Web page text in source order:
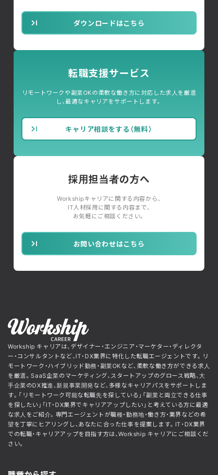
ダウンロードはこちら
転職支援サービス
リモートワークや副業OKの柔軟な働き方に対応した求人を厳選
し、最適なキャリアをサポートします。
キャリア相談をする（無料）
採用担当者の方へ
Workshipキャリアに関する内容から、
IT人材採用に関する内容まで、
お気軽にご相談ください。
お問い合わせはこちら
Workship キャリアは、デザイナー・エンジニア・マーケター・ディレクタ
ー・コンサルタントなど、IT・DX業界に特化した転職エージェントです。リ
モートワーク・ハイブリッド勤務・副業OKなど、柔軟な働き方ができる求人
を厳選。SaaS企業のマーケティング、スタートアップのグロース戦略、大
手企業のDX推進、新規事業開発など、多様なキャリアパスをサポートしま
す。「リモートワーク可能な転職先を探している」「副業と両立できる仕事
を探したい」「IT・DX業界でキャリアアップしたい」と考えている方に最適
な求人をご紹介。専門エージェントが職種・勤務地・働き方・業界などの希
望を丁寧にヒアリングし、あなたに合った仕事を提案します。IT・DX業界
での転職・キャリアアップを目指す方は、Workship キャリアにご相談くだ
さい。